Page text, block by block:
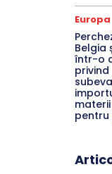
Europa
Belgia
într-o
privind